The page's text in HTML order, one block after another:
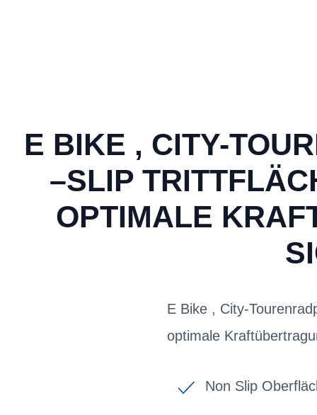
E BIKE , CITY-
–SLIP
OPTIMALE
E Bike , City-
optimale
Non Slip